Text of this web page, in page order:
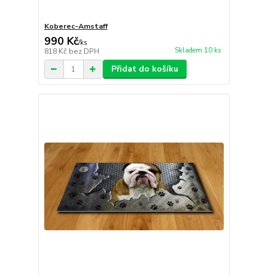
Koberec-Amstaff
990 Kč/ks
818 Kč bez DPH Skladem 10 ks
Přidat do košíku